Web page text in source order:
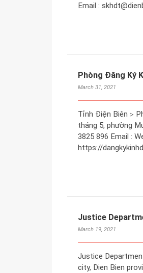
Email :
Phòng Đăng Ký
March 31, 2021
Tỉnh Điện Biên ▹
tháng 5, phường
3825 896 Email :
https://
Justice
March 19, 2021
Justice
city, Dien Bien